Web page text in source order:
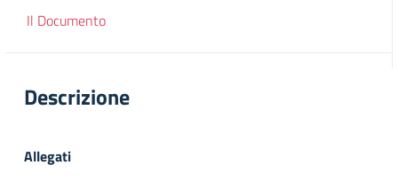
Il Documento
Descrizione
Allegati